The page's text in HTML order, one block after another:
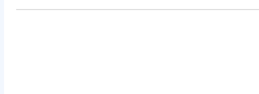
天津河西区一家知名小企业在引入旺店